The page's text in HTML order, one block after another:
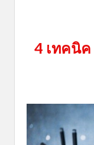
4 เทคนิค